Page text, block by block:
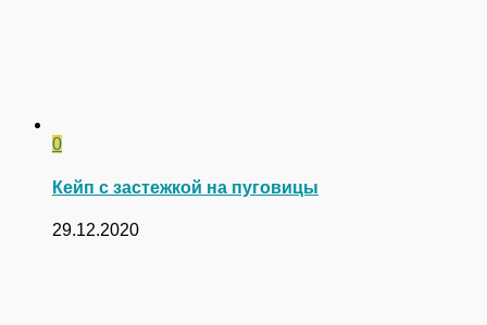
0
Кейп с застежкой на пуговицы
29.12.2020